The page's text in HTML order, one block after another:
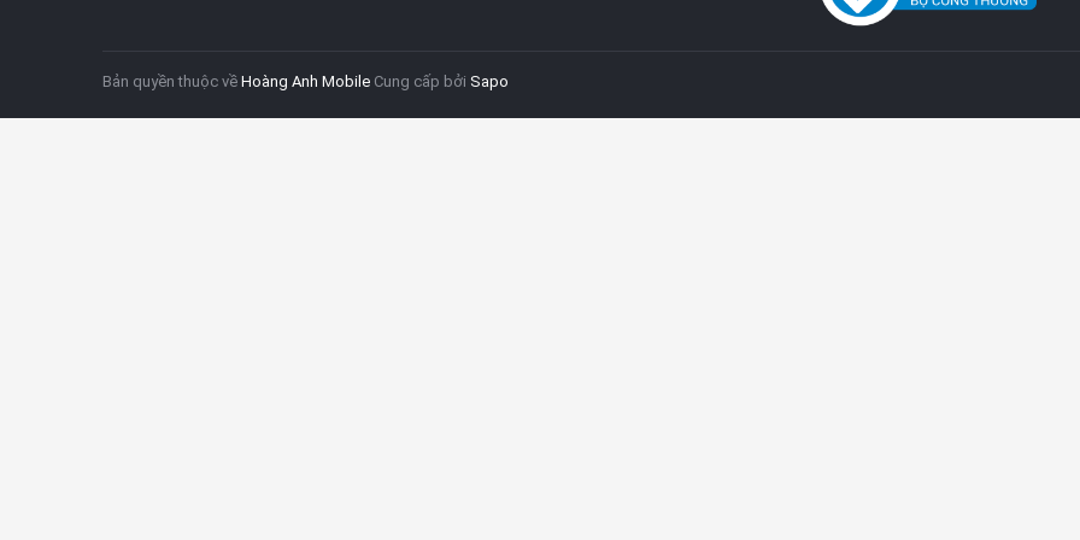
Bản quyền thuộc về Hoàng Anh Mobile Cung cấp bởi Sapo